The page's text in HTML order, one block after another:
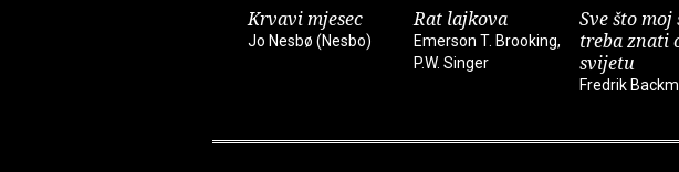
Krvavi mjesec
Jo Nesbø (Nesbo)
Rat lajkova
Emerson T. Brooking,
P.W. Singer
Sve što moj
treba znati
svijetu
Fredrik